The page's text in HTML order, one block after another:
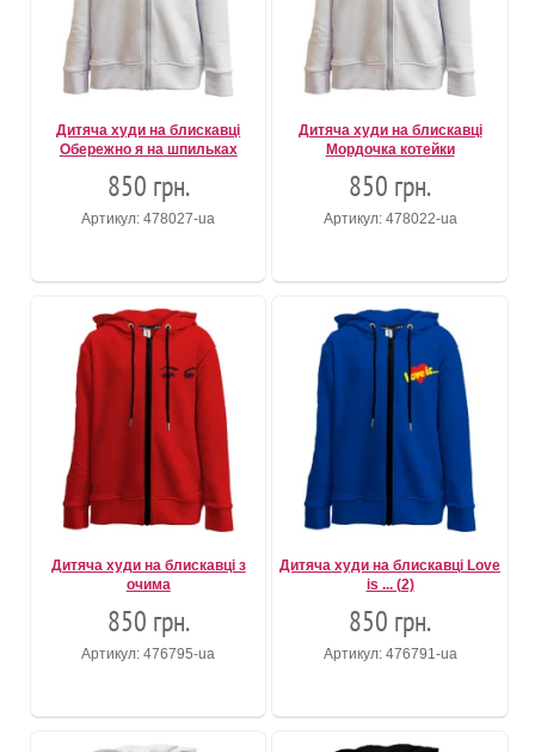
Дитяча худи на блискавці
Обережно я на шпильках
850 грн.
Артикул: 478027-ua
Дитяча худи на блискавці
Мордочка котейки
850 грн.
Артикул: 478022-ua
Дитяча худи на блискавці з
очима
850 грн.
Артикул: 476795-ua
Дитяча худи на блискавці Love
is ... (2)
850 грн.
Артикул: 476791-ua